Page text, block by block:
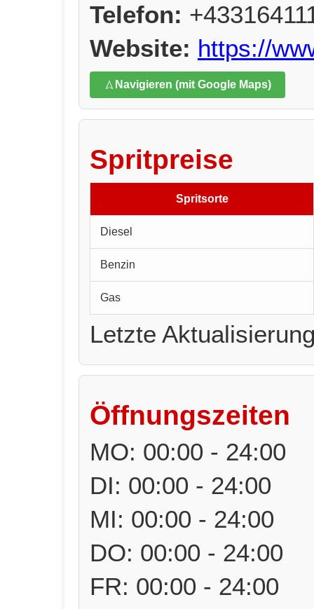
Telefon:
Website: https://
Navigieren (mit Google Maps)
Spritpreise
Spritsorte
Diesel
Benzin
Gas
Letzte
Öffnungszeiten
MO: 00:00 - 24:00
DI: 00:00 - 24:00
MI: 00:00 - 24:00
DO: 00:00 - 24:00
FR: 00:00 - 24:00